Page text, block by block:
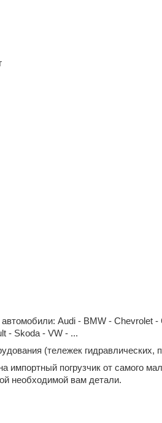
Audi - BMW - Chevrolet
- Skoda - VW - ...
(тележек
импортный погрузчик от самого
необходимой вам детали.